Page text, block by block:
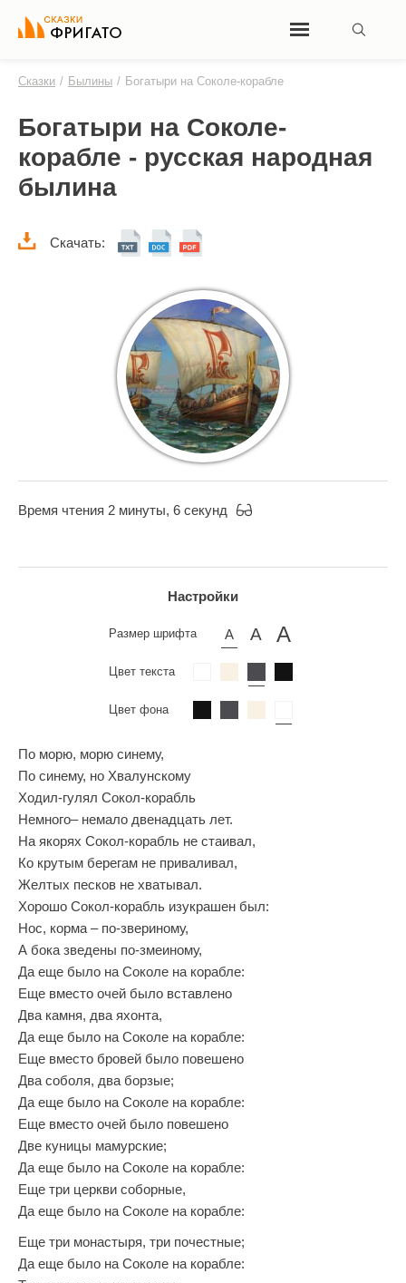
Сказки / Былины / Богатыри на Соколе-корабле
Богатыри на Соколе-
корабле - русская народная
былина
Скачать:
Время чтения 2 минуты, 6 секунд
Настройки
Размер шрифта
Цвет текста
Цвет фона
По морю, морю синему,
По синему, но Хвалунскому
Ходил‑гулял Сокол‑корабль
Немного– немало двенадцать лет.
На якорях Сокол‑корабль не стаивал,
Ко крутым берегам не приваливал,
Желтых песков не хватывал.
Хорошо Сокол‑корабль изукрашен был:
Нос, корма – по‑звериному,
А бока зведены по‑змеиному,
Да еще было на Соколе на корабле:
Еще вместо очей было вставлено
Два камня, два яхонта,
Да еще было на Соколе на корабле:
Еще вместо бровей было повешено
Два соболя, два борзые;
Да еще было на Соколе на корабле:
Еще вместо очей было повешено
Две куницы мамурские;
Да еще было на Соколе на корабле:
Еще три церкви соборные,
Да еще было на Соколе на корабле:
Еще три монастыря, три почестные;
Да еще было на Соколе на корабле: